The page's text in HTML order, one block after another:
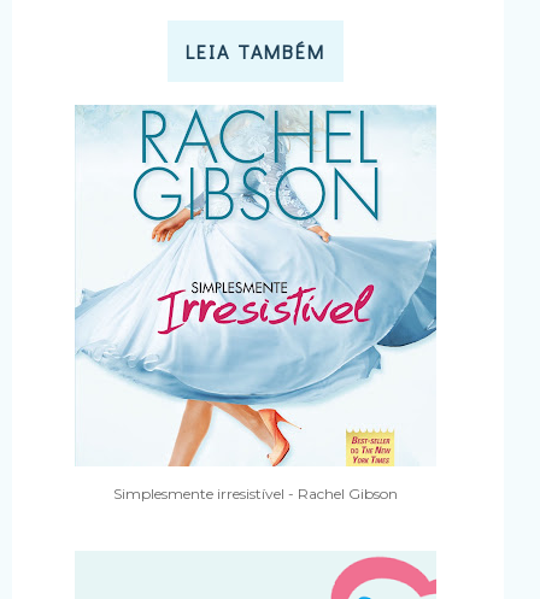
LEIA TAMBÉM
Simplesmente irresistível - Rachel Gibson